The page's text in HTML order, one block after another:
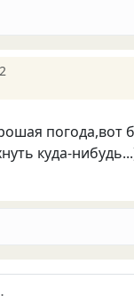
погода,вот
куда-